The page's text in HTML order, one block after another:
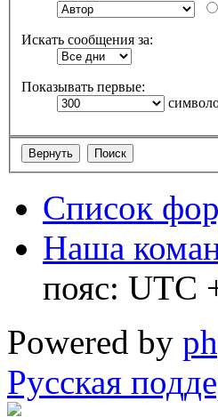
Искать сообщения за:
Показывать первые:
Список
Наша
пояс: UTC
Powered by
Русская